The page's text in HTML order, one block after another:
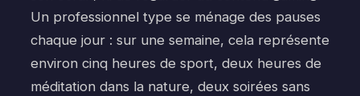
Un professionnel type se ménage des pauses
chaque jour : sur une semaine, cela représente
environ cinq heures de sport, deux heures de
méditation dans la nature, deux soirées sans